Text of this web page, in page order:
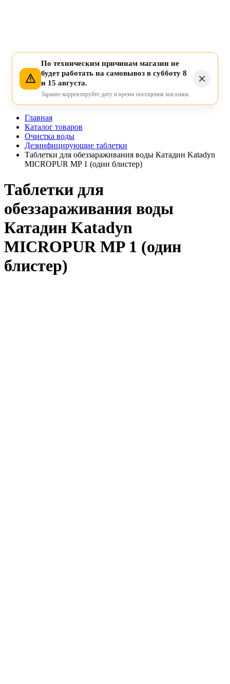
По техническим причинам магазин не
будет работать на самовывоз в субботу 8
и 15 августа.
Заранее корректируйте дату и время посещения магазина.
Главная
Каталог товаров
Очистка воды
Дезинфицирующие таблетки
Таблетки для обеззараживания воды Катадин Katadyn
MICROPUR MP 1 (один блистер)
Таблетки для
обеззараживания воды
Катадин Katadyn
MICROPUR MP 1 (один
блистер)